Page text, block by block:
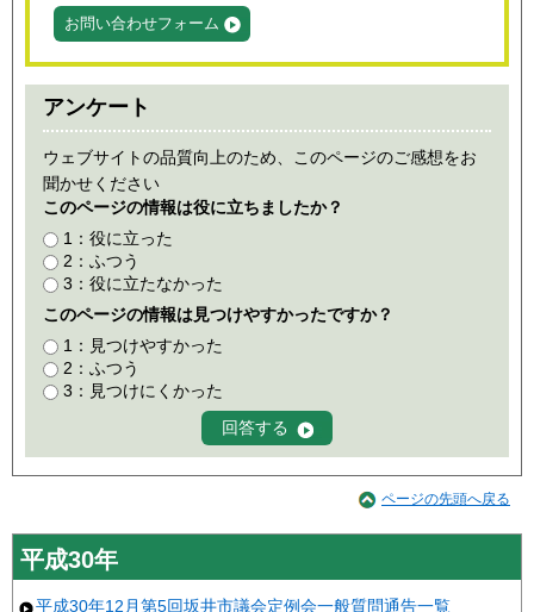
お問い合わせフォーム
アンケート
ウェブサイトの品質向上のため、このページのご感想をお
聞かせください
このページの情報は役に立ちましたか？
1：役に立った
2：ふつう
3：役に立たなかった
このページの情報は見つけやすかったですか？
1：見つけやすかった
2：ふつう
3：見つけにくかった
ページの先頭へ戻る
平成30年
平成30年12月第5回坂井市議会定例会一般質問通告一覧